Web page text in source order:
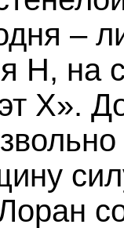
–
Н, на
Х».